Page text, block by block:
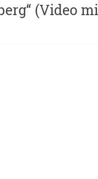
(Video